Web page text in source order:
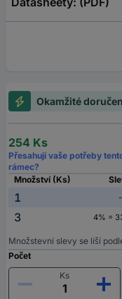
Okamžité
254 Ks
Přesahují vaše potřeby
rámec?
Množství (Ks)
1 -
3
4% =
Množstevní slevy se liší
Počet
Ks